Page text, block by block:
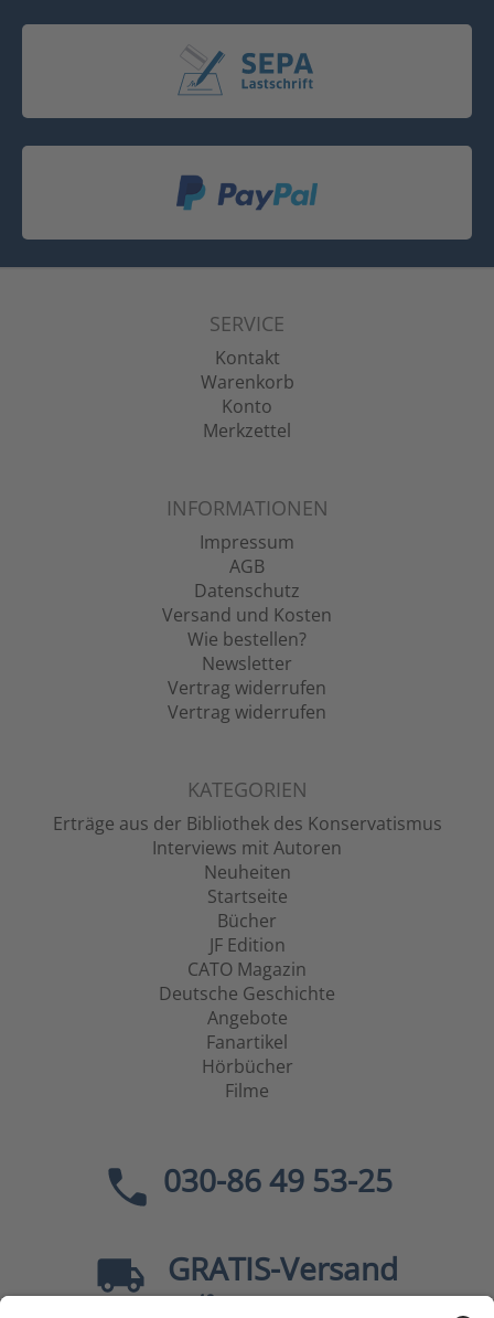
SERVICE
Kontakt
Warenkorb
Konto
Merkzettel
INFORMATIONEN
Impressum
AGB
Datenschutz
Versand und Kosten
Wie bestellen?
Newsletter
Vertrag widerrufen
Vertrag widerrufen
KATEGORIEN
Erträge aus der Bibliothek des Konservatismus
Interviews mit Autoren
Neuheiten
Startseite
Bücher
JF Edition
CATO Magazin
Deutsche Geschichte
Angebote
Fanartikel
Hörbücher
Filme
030-86 49 53-25
GRATIS-Versand
40